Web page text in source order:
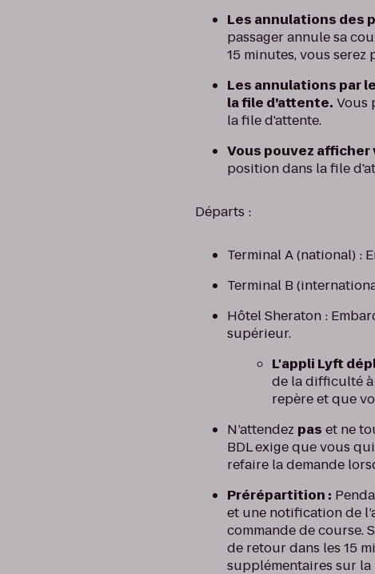
Les annulations des
passager annule sa
15 minutes, vous serez
Les annulations par
la file d’attente. Vous
la file d'attente.
Vous pouvez
position dans la file
Départs :
Terminal A (national) :
Terminal B
Hôtel Sheraton :
supérieur.
L'appli Lyft
de la difficulté
repère et que
N’attendez pas et ne
BDL exige que vous
refaire la demande
Prérépartition :
et une notification de
commande de course.
de retour dans les 15
supplémentaires sur